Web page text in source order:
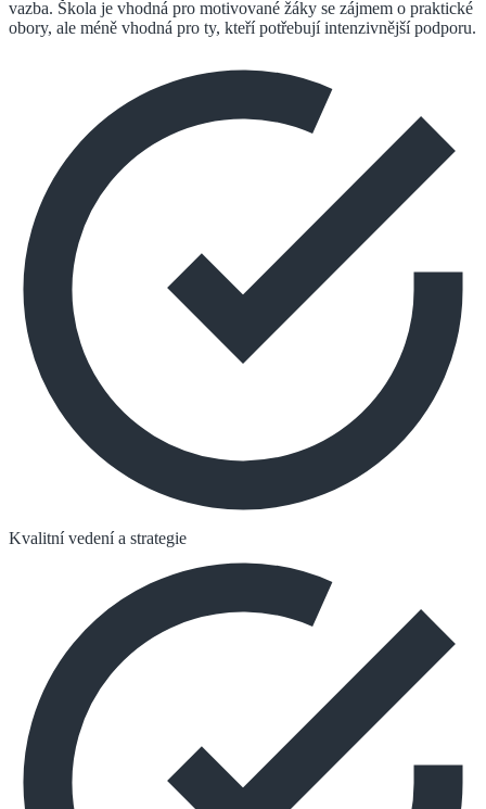
vazba. Škola je vhodná pro motivované žáky se zájmem o praktické
obory, ale méně vhodná pro ty, kteří potřebují intenzivnější podporu.
Kvalitní vedení a strategie